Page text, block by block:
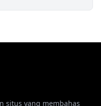
situs yang membahas